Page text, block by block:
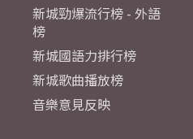
新城勁爆流行榜 - 外語
榜
新城國語力排行榜
新城歌曲播放榜
音樂意見反映